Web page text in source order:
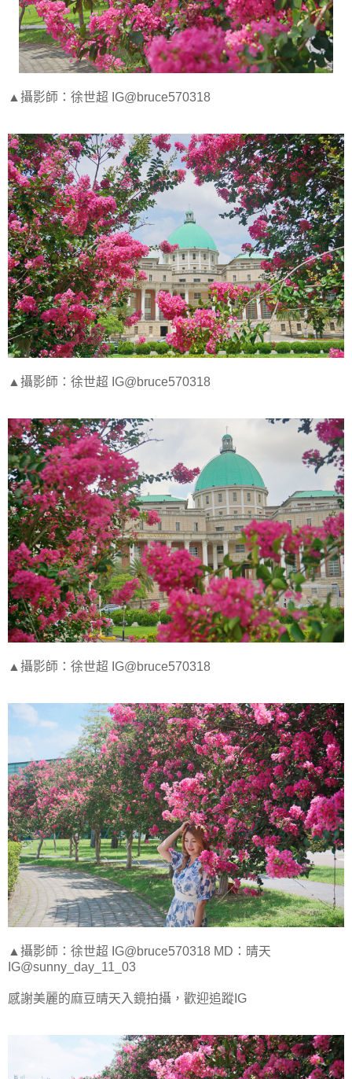
▲攝影師：徐世超 IG@bruce570318
▲攝影師：徐世超 IG@bruce570318
▲攝影師：徐世超 IG@bruce570318
▲攝影師：徐世超 IG@bruce570318 MD：晴天
IG@sunny_day_11_03
感謝美麗的麻豆晴天入鏡拍攝，歡迎追蹤IG